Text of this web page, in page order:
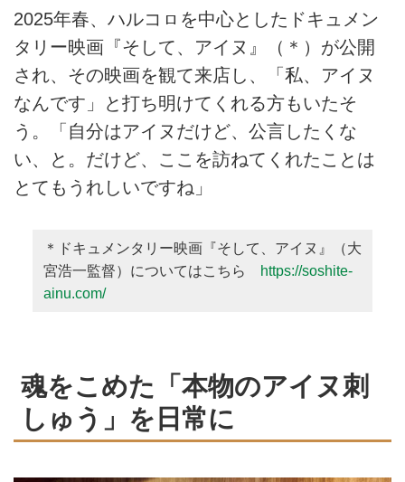
2025年春、ハルコㇿを中心としたドキュメン
タリー映画『そして、アイヌ』（＊）が公開
され、その映画を観て来店し、「私、アイヌ
なんです」と打ち明けてくれる方もいたそ
う。「自分はアイヌだけど、公言したくな
い、と。だけど、ここを訪ねてくれたことは
とてもうれしいですね」
＊ドキュメンタリー映画『そして、アイヌ』（大
宮浩一監督）についてはこちら
https://soshite-
ainu.com/
魂をこめた「本物のアイヌ刺
しゅう」を日常に